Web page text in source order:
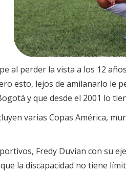
al perder la vista a los 12
esto, lejos de amilanarlo
y que desde el 2001 lo
varias Copas América,
Fredy Duvian con su
la discapacidad no tiene